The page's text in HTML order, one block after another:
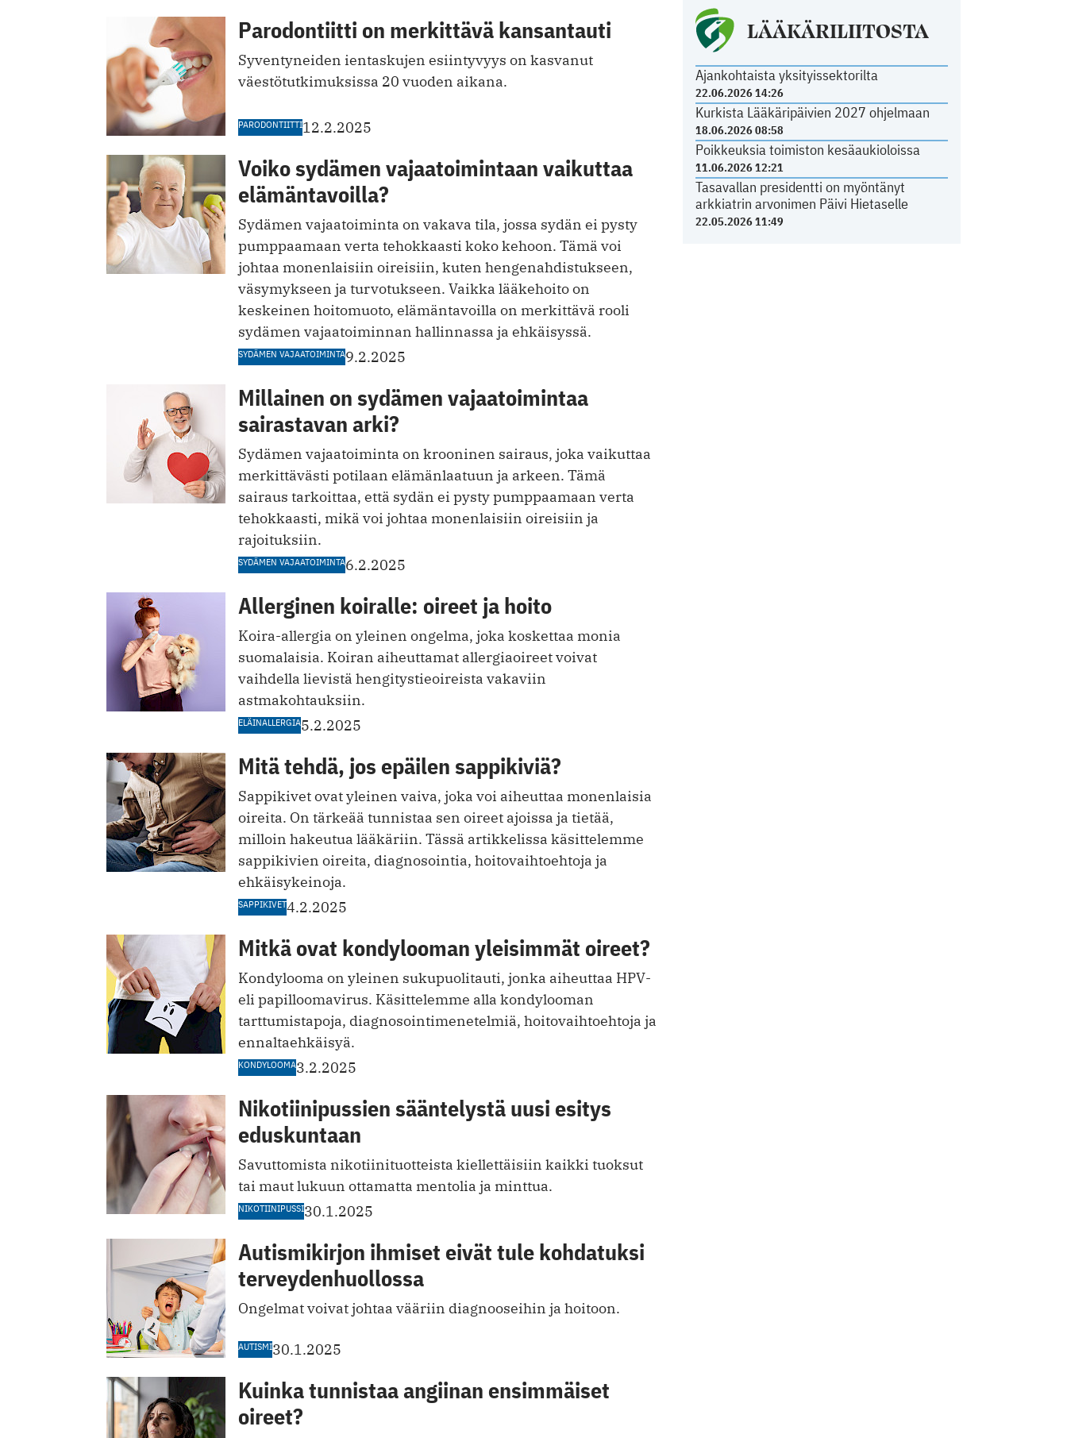
Parodontiitti on merkittävä kansantauti
Syventyneiden ientaskujen esiintyvyys on kasvanut
väestötutkimuksissa 20 vuoden aikana.
PARODONTIITTI12.2.2025
Voiko sydämen vajaatoimintaan vaikuttaa
elämäntavoilla?
Sydämen vajaatoiminta on vakava tila, jossa sydän ei pysty
pumppaamaan verta tehokkaasti koko kehoon. Tämä voi
johtaa monenlaisiin oireisiin, kuten hengenahdistukseen,
väsymykseen ja turvotukseen. Vaikka lääkehoito on
keskeinen hoitomuoto, elämäntavoilla on merkittävä rooli
sydämen vajaatoiminnan hallinnassa ja ehkäisyssä.
SYDÄMEN VAJAATOIMINTA9.2.2025
Millainen on sydämen vajaatoimintaa
sairastavan arki?
Sydämen vajaatoiminta on krooninen sairaus, joka vaikuttaa
merkittävästi potilaan elämänlaatuun ja arkeen. Tämä
sairaus tarkoittaa, että sydän ei pysty pumppaamaan verta
tehokkaasti, mikä voi johtaa monenlaisiin oireisiin ja
rajoituksiin.
SYDÄMEN VAJAATOIMINTA6.2.2025
Allerginen koiralle: oireet ja hoito
Koira-allergia on yleinen ongelma, joka koskettaa monia
suomalaisia. Koiran aiheuttamat allergiaoireet voivat
vaihdella lievistä hengitystieoireista vakaviin
astmakohtauksiin.
ELÄINALLERGIA5.2.2025
Mitä tehdä, jos epäilen sappikiviä?
Sappikivet ovat yleinen vaiva, joka voi aiheuttaa monenlaisia
oireita. On tärkeää tunnistaa sen oireet ajoissa ja tietää,
milloin hakeutua lääkäriin. Tässä artikkelissa käsittelemme
sappikivien oireita, diagnosointia, hoitovaihtoehtoja ja
ehkäisykeinoja.
SAPPIKIVET4.2.2025
Mitkä ovat kondylooman yleisimmät oireet?
Kondylooma on yleinen sukupuolitauti, jonka aiheuttaa HPV-
eli papilloomavirus. Käsittelemme alla kondylooman
tarttumistapoja, diagnosointimenetelmiä, hoitovaihtoehtoja ja
ennaltaehkäisyä.
KONDYLOOMA3.2.2025
Nikotiinipussien sääntelystä uusi esitys
eduskuntaan
Savuttomista nikotiinituotteista kiellettäisiin kaikki tuoksut
tai maut lukuun ottamatta mentolia ja minttua.
NIKOTIINIPUSSI30.1.2025
Autismikirjon ihmiset eivät tule kohdatuksi
terveydenhuollossa
Ongelmat voivat johtaa vääriin diagnooseihin ja hoitoon.
AUTISMI30.1.2025
Kuinka tunnistaa angiinan ensimmäiset
oireet?
LÄÄKÄRILIITOSTA
Ajankohtaista yksityissektorilta
22.06.2026 14:26
Kurkista Lääkäripäivien 2027 ohjelmaan
18.06.2026 08:58
Poikkeuksia toimiston kesäaukioloissa
11.06.2026 12:21
Tasavallan presidentti on myöntänyt
arkkiatrin arvonimen Päivi Hietaselle
22.05.2026 11:49